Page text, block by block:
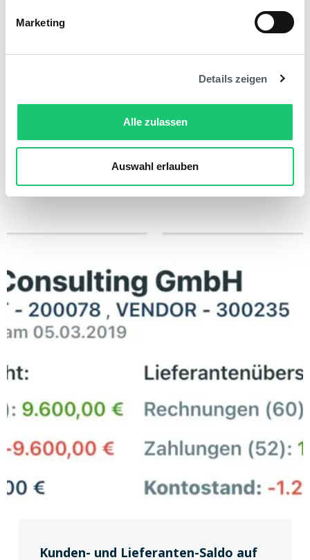
Marketing
Details zeigen
Alle zulassen
Auswahl erlauben
Schnellere Prüfung: die Inbox
Kostenstellenautomatik nutzen
domonda News
Arbeitsablauf und beim Bezahlen von
Kunden- und Lieferanten-Saldo auf